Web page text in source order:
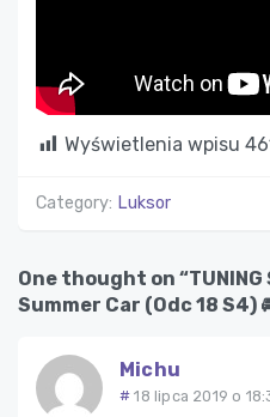
Wyświetlenia wpisu
Category: Luksor
One thought on “TUNING
Summer Car (Odc 18 S4)
Michu
18 lipca 2019 o